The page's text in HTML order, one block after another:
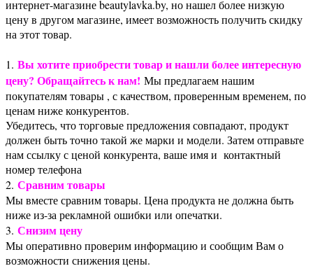
интернет-магазине beautylavka.by, но нашел более низкую
цену в другом магазине, имеет возможность получить скидку
на этот товар.
1. Вы хотите приобрести товар и нашли более интересную
цену? Обращайтесь к нам! Мы предлагаем нашим
покупателям товары , с качеством, проверенным временем, по
ценам ниже конкурентов.
Убедитесь, что торговые предложения совпадают, продукт
должен быть точно такой же марки и модели. Затем отправьте
нам ссылку с ценой конкурента, ваше имя и контактный
номер телефона
2. Сравним товары
Мы вместе сравним товары. Цена продукта не должна быть
ниже из-за рекламной ошибки или опечатки.
3. Снизим цену
Мы оперативно проверим информацию и сообщим Вам о
возможности снижения цены.